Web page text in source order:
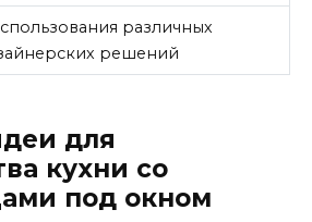
различных
решений
для
кухни со
под окном